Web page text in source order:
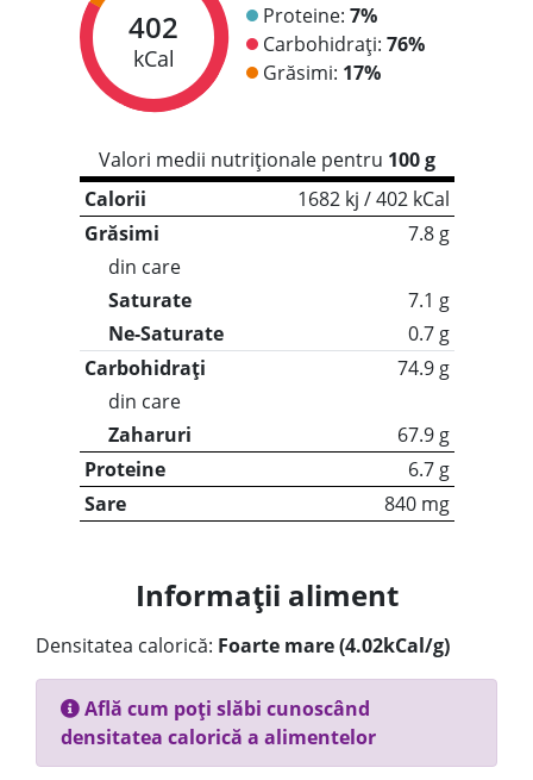
402
kCal
Proteine: 7%
Carbohidrați: 76%
Grăsimi: 17%
Valori medii nutriționale pentru 100 g
Calorii
1682 kj / 402 kCal
Grăsimi
7.8 g
din care
Saturate
7.1 g
Ne-Saturate
0.7 g
Carbohidrați
74.9 g
din care
Zaharuri
67.9 g
Proteine
6.7 g
Sare
840 mg
Informații aliment
Densitatea calorică: Foarte mare (4.02kCal/g)
Află cum poți slăbi cunoscând
densitatea calorică a alimentelor